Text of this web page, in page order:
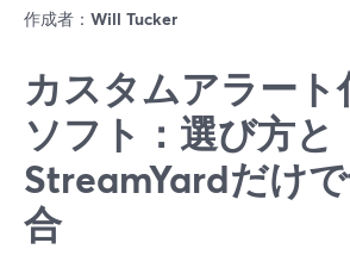
作成者： Will Tucker
カスタムアラート
ソフト：選び方と
StreamYardだけ
合